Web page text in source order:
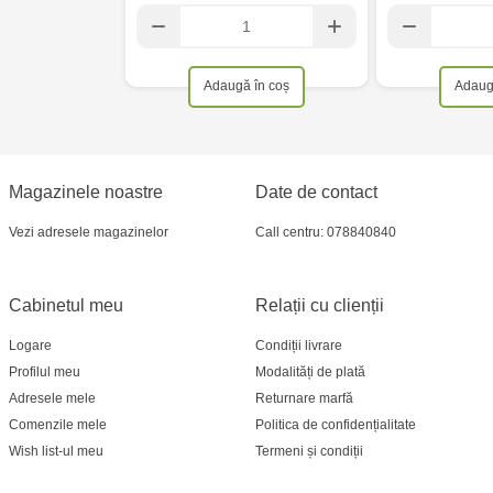
Adaugă în coș
Magazinele noastre
Vezi adresele magazinelor
Relații cu clienții
Condiții livrare
Modalități de plată
Returnare marfă
Politica de confidențialitate
Termeni și condiții
Cabinetul meu
Logare
Profilul meu
Adresele mele
Comenzile mele
Wish list-ul meu
Date de contact
Call centru: 078840840